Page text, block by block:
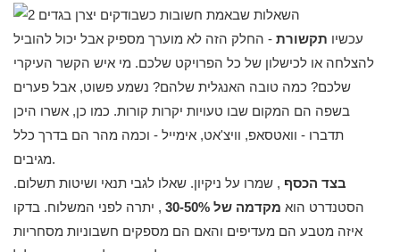
עכשיו תקשורת - החלק הזה לא מוערך מספיק אבל יכול להוביל
להצלחה או לכישלון של כל הפרויקט שלכם. מי איש הקשר העיקרי
שלכם? כמה טובה האנגלית שלהם? נשמע פשוט, אבל פערים
בשפה הם המקום שבו טעויות יקרות קורות. כמו כן, אשרו היכן
תדברו - וואטסאפ, וויצ'אט, אימייל - וכמה מהר הם בדרך כלל
מגיבים.
בצד הכסף , שמרו על ניקיון. שאלו לגבי תנאי ושיטות תשלום.
הסטנדרט הוא מקדמה של 30-50%
, יתרה לפני המשלוח. בדקו
איזה מטבע הם מעדיפים והאם הם מספקים חשבוניות מסחריות